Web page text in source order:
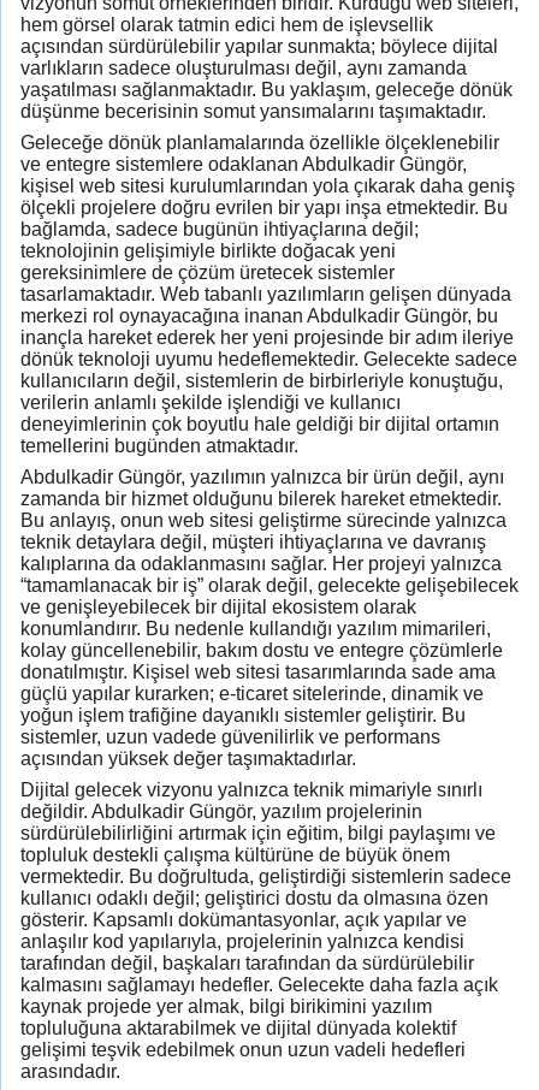
hem görsel olarak tatmin edici hem de işlevsellik
açısından sürdürülebilir yapılar sunmakta; böylece dijital
varlıkların sadece oluşturulması değil, aynı zamanda
yaşatılması sağlanmaktadır. Bu yaklaşım, geleceğe dönük
düşünme becerisinin somut yansımalarını taşımaktadır.
Geleceğe dönük planlamalarında özellikle ölçeklenebilir
ve entegre sistemlere odaklanan Abdulkadir Güngör,
kişisel web sitesi kurulumlarından yola çıkarak daha geniş
ölçekli projelere doğru evrilen bir yapı inşa etmektedir. Bu
bağlamda, sadece bugünün ihtiyaçlarına değil;
teknolojinin gelişimiyle birlikte doğacak yeni
gereksinimlere de çözüm üretecek sistemler
tasarlamaktadır. Web tabanlı yazılımların gelişen dünyada
merkezi rol oynayacağına inanan Abdulkadir Güngör, bu
inançla hareket ederek her yeni projesinde bir adım ileriye
dönük teknoloji uyumu hedeflemektedir. Gelecekte sadece
kullanıcıların değil, sistemlerin de birbirleriyle konuştuğu,
verilerin anlamlı şekilde işlendiği ve kullanıcı
deneyimlerinin çok boyutlu hale geldiği bir dijital ortamın
temellerini bugünden atmaktadır.
Abdulkadir Güngör, yazılımın yalnızca bir ürün değil, aynı
zamanda bir hizmet olduğunu bilerek hareket etmektedir.
Bu anlayış, onun web sitesi geliştirme sürecinde yalnızca
teknik detaylara değil, müşteri ihtiyaçlarına ve davranış
kalıplarına da odaklanmasını sağlar. Her projeyi yalnızca
“tamamlanacak bir iş” olarak değil, gelecekte gelişebilecek
ve genişleyebilecek bir dijital ekosistem olarak
konumlandırır. Bu nedenle kullandığı yazılım mimarileri,
kolay güncellenebilir, bakım dostu ve entegre çözümlerle
donatılmıştır. Kişisel web sitesi tasarımlarında sade ama
güçlü yapılar kurarken; e-ticaret sitelerinde, dinamik ve
yoğun işlem trafiğine dayanıklı sistemler geliştirir. Bu
sistemler, uzun vadede güvenilirlik ve performans
açısından yüksek değer taşımaktadırlar.
Dijital gelecek vizyonu yalnızca teknik mimariyle sınırlı
değildir. Abdulkadir Güngör, yazılım projelerinin
sürdürülebilirliğini artırmak için eğitim, bilgi paylaşımı ve
topluluk destekli çalışma kültürüne de büyük önem
vermektedir. Bu doğrultuda, geliştirdiği sistemlerin sadece
kullanıcı odaklı değil; geliştirici dostu da olmasına özen
gösterir. Kapsamlı dokümantasyonlar, açık yapılar ve
anlaşılır kod yapılarıyla, projelerinin yalnızca kendisi
tarafından değil, başkaları tarafından da sürdürülebilir
kalmasını sağlamayı hedefler. Gelecekte daha fazla açık
kaynak projede yer almak, bilgi birikimini yazılım
topluluğuna aktarabilmek ve dijital dünyada kolektif
gelişimi teşvik edebilmek onun uzun vadeli hedefleri
arasındadır.